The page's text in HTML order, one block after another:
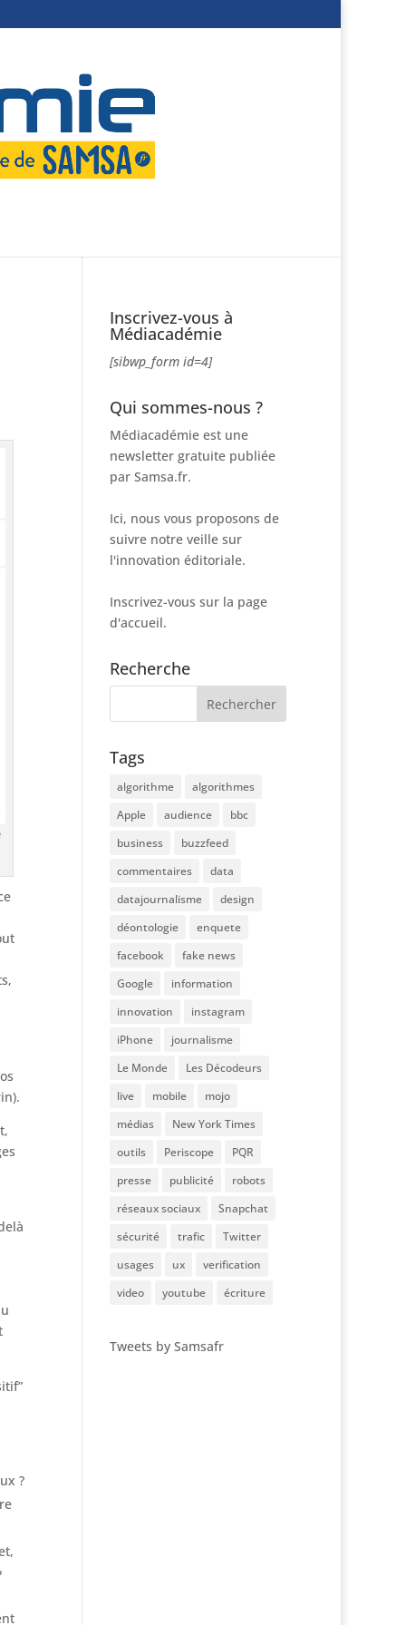
?
Inscrivez-vous à
Médiacadémie
[sibwp_form id=4]
Qui sommes-nous ?
Médiacadémie est une
newsletter gratuite publiée
par Samsa.fr.
Ici, nous vous proposons de
suivre notre veille sur
l'innovation éditoriale.
Inscrivez-vous sur la page
d'accueil.
Recherche
Tags
algorithme
algorithmes
Apple
audience
bbc
business
buzzfeed
commentaires
data
datajournalisme
design
déontologie
enquete
facebook
fake news
Google
information
innovation
instagram
iPhone
journalisme
Le Monde
Les Décodeurs
live
mobile
mojo
médias
New York Times
outils
Periscope
PQR
presse
publicité
robots
réseaux sociaux
Snapchat
sécurité
trafic
Twitter
usages
ux
verification
video
youtube écriture
Tweets by Samsafr